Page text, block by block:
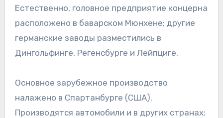
Естественно, головное предприятие концерна
расположено в баварском Мюнхене; другие
германские заводы разместились в
Дингольфинге, Регенсбурге и Лейпциге.
Основное зарубежное производство
налажено в Спартанбурге (США).
Производятся автомобили и в других странах: